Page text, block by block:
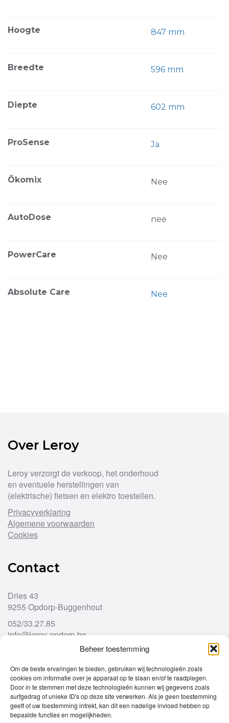
Beheer toestemming
Om de beste ervaringen te bieden, gebruiken wij technologieën zoals
cookies om informatie over je apparaat op te slaan en/of te raadplegen.
Door in te stemmen met deze technologieën kunnen wij gegevens zoals
surfgedrag of unieke ID's op deze site verwerken. Als je geen toestemming
geeft of uw toestemming intrekt, kan dit een nadelige invloed hebben op
bepaalde functies en mogelijkheden.
Hoogte 847 mm
Breedte 596 mm
Diepte 602 mm
ProSense Ja
Ökomix Nee
AutoDose nee
PowerCare Nee
Absolute Care Nee
Over Leroy
Leroy verzorgt de verkoop, het onderhoud
en eventuele herstellingen van
(elektrische) fietsen en elektro toestellen.
Privacyverklaring
Algemene voorwaarden
Cookies
Contact
Dries 43
9255 Opdorp-Buggenhout
052/33.27.85
info@leroy-opdorp.be
Openingsuren
Ma
gesloten
Di
9u – 12u
13u – 18u00
Wo
9u – 12u 13u – 18u00